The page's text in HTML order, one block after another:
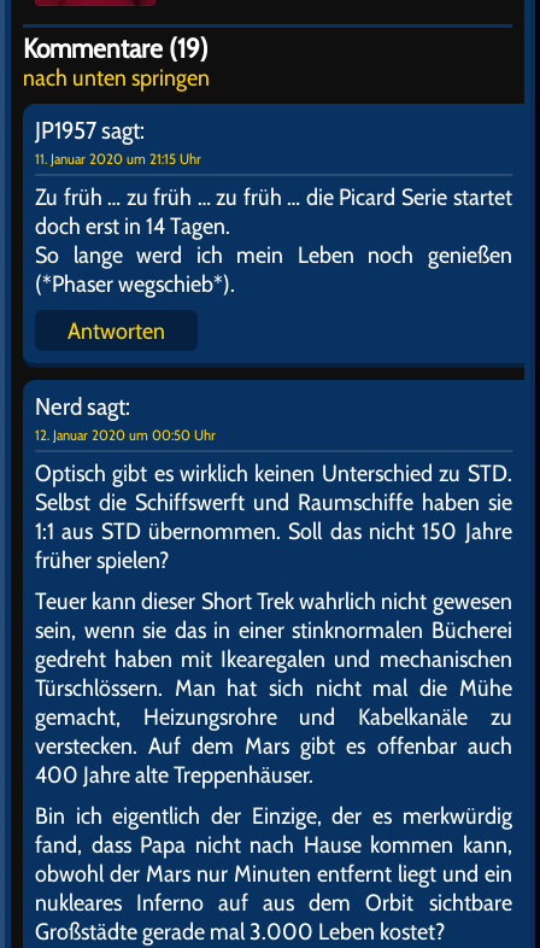
Kommentare (19)
nach unten springen
JP1957sagt:
11. Januar 2020 um 21:15 Uhr
Zu früh … zu früh … zu früh … die Picard Serie startet
doch erst in 14 Tagen.
So lange werd ich mein Leben noch genießen
(*Phaser wegschieb*).
Antworten
Nerdsagt:
12. Januar 2020 um 00:50 Uhr
Optisch gibt es wirklich keinen Unterschied zu STD.
Selbst die Schiffswerft und Raumschiffe haben sie
1:1 aus STD übernommen. Soll das nicht 150 Jahre
früher spielen?
Teuer kann dieser Short Trek wahrlich nicht gewesen
sein, wenn sie das in einer stinknormalen Bücherei
gedreht haben mit Ikearegalen und mechanischen
Türschlössern. Man hat sich nicht mal die Mühe
gemacht, Heizungsrohre und Kabelkanäle zu
verstecken. Auf dem Mars gibt es offenbar auch
400 Jahre alte Treppenhäuser.
Bin ich eigentlich der Einzige, der es merkwürdig
fand, dass Papa nicht nach Hause kommen kann,
obwohl der Mars nur Minuten entfernt liegt und ein
nukleares Inferno auf aus dem Orbit sichtbare
Großstädte gerade mal 3.000 Leben kostet?